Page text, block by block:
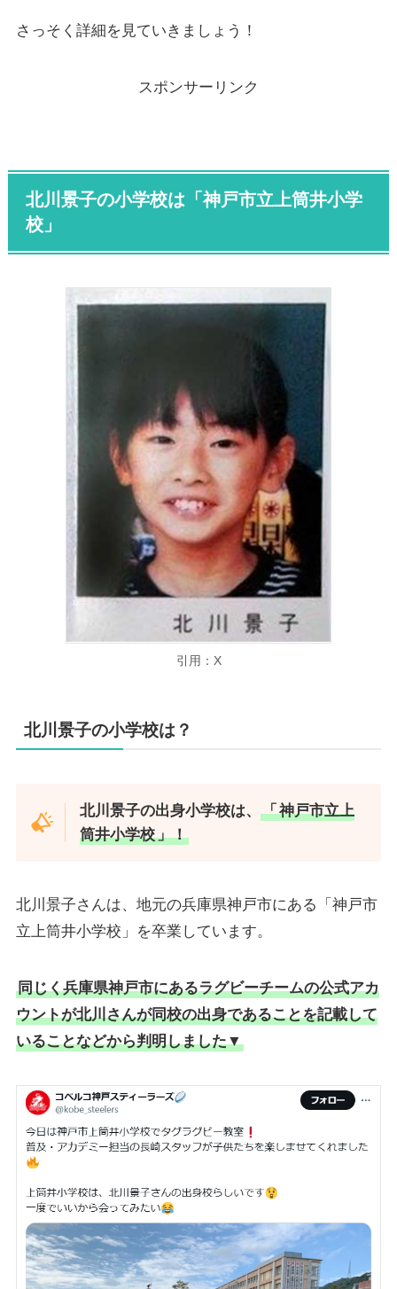
さっそく詳細を見ていきましょう！
スポンサーリンク
北川景子の小学校は「神戸市立上筒井小学
校 」
引用：X
北川景子の小学校は？
北川景子の出身小学校は、「神戸市立上
筒井小学校」！
北川景子さんは、地元の兵庫県神戸市にある「神戸市
立上筒井小学校」を卒業しています。
同じく兵庫県神戸市にあるラグビーチームの公式アカ
ウントが北川さんが同校の出身であることを記載して
いることなどから判明しました▼